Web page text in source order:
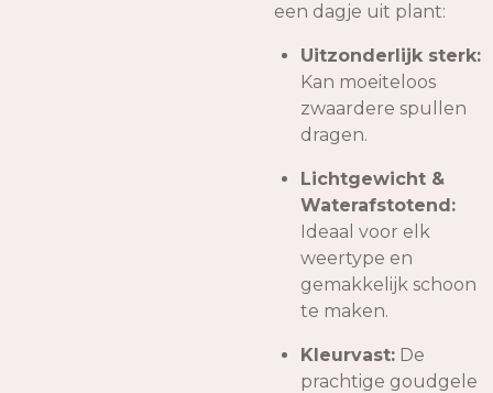
een dagje uit plant:
Uitzonderlijk sterk:
Kan moeiteloos
zwaardere spullen
dragen.
Lichtgewicht &
Waterafstotend:
Ideaal voor elk
weertype en
gemakkelijk schoon
te maken.
Kleurvast: De
prachtige goudgele